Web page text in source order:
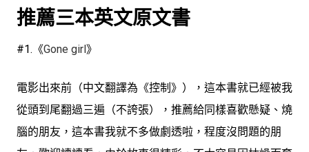
推薦三本英文原文書
#1.《Gone girl》
電影出來前（中文翻譯為《控制》），這本書就已經被我
從頭到尾翻過三遍（不誇張）， 推薦給同樣喜歡懸疑、燒
腦的朋友 ，這本書我就不多做劇透啦，程度沒問題的朋